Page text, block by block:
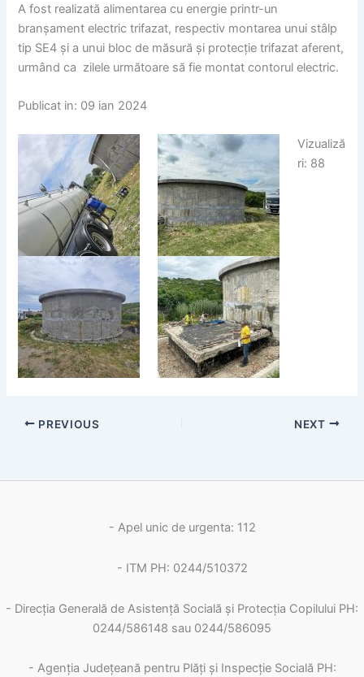
A fost realizată alimentarea cu energie printr-un
branșament electric trifazat, respectiv montarea unui stâlp
tip SE4 și a unui bloc de măsură și protecție trifazat aferent,
urmând ca zilele următoare să fie montat contorul electric.
Publicat in: 09 ian 2024
Vizualiză
ri: 88
PREVIOUS NEXT
- Apel unic de urgenta: 112
- ITM PH: 0244/510372
- Direcția Generală de Asistență Socială și Protecția Copilului PH:
0244/586148 sau 0244/586095
- Agenția Județeană pentru Plăți și Inspecție Socială PH: